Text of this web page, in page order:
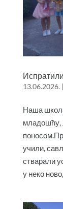
13.06.2026. |
Наша
младошћу,
учили,
стварали
у неко